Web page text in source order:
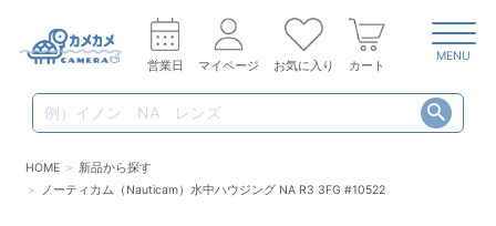
営業日 マイページ お気に入り カート
MENU
HOME
新品から探す
ノーティカム（Nauticam）水中ハウジング NA R3 3FG #10522